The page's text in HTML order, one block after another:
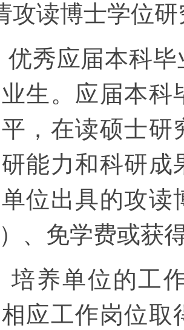
攻读博士学位
优秀应届本科
生。应届本科
，在读硕士
能力和科研成
位出具的攻
、免学费或获
培养单位的工
应工作岗位取